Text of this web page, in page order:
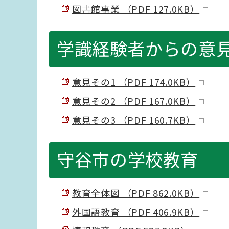
図書館事業 （PDF 127.0KB）
学識経験者からの意
意見その1 （PDF 174.0KB）
意見その2 （PDF 167.0KB）
意見その3 （PDF 160.7KB）
守谷市の学校教育
教育全体図 （PDF 862.0KB）
外国語教育 （PDF 406.9KB）